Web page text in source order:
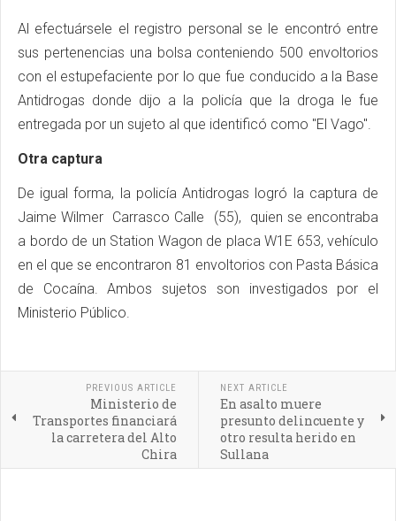
Al efectuársele el registro personal se le encontró entre
sus pertenencias una bolsa conteniendo 500 envoltorios
con el estupefaciente por lo que fue conducido a la Base
Antidrogas donde dijo a la policía que la droga le fue
entregada por un sujeto al que identificó como "El Vago".
Otra captura
De igual forma, la policía Antidrogas logró la captura de
Jaime Wilmer Carrasco Calle (55), quien se encontraba
a bordo de un Station Wagon de placa W1E 653, vehículo
en el que se encontraron 81 envoltorios con Pasta Básica
de Cocaína. Ambos sujetos son investigados por el
Ministerio Público.
PREVIOUS ARTICLE
Ministerio de
Transportes financiará
la carretera del Alto
Chira
NEXT ARTICLE
En asalto muere
presunto delincuente y
otro resulta herido en
Sullana